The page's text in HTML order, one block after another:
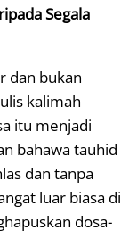
Segala
dan bukan
kalimah
itu menjadi
bahawa tauhid
dan tanpa
luar biasa di
dosa-